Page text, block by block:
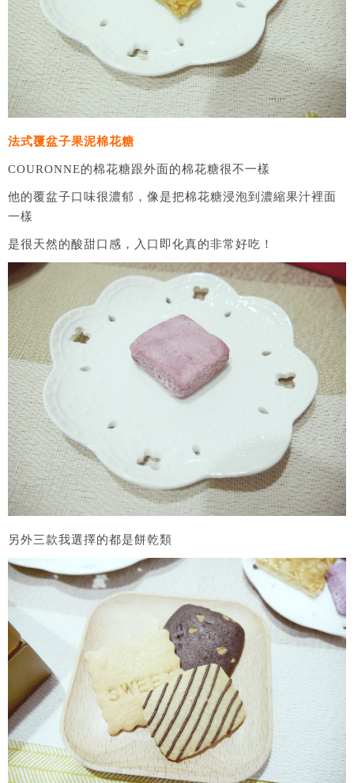
法式覆盆子果泥棉花糖
COURONNE的棉花糖跟外面的棉花糖很不一樣
他的覆盆子口味很濃郁，像是把棉花糖浸泡到濃縮果汁裡面
一樣
是很天然的酸甜口感，入口即化真的非常好吃！
另外三款我選擇的都是餅乾類